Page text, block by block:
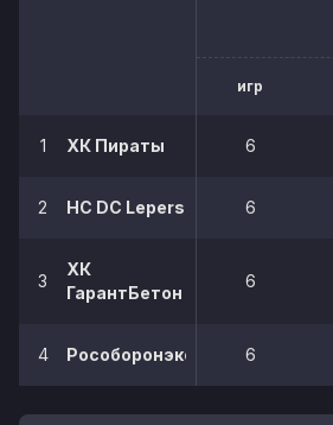
игр
1 ХК Пираты 6
2 НС DC Lepers 6
3
ХК
ГарантБетон
6
4 Рособоронэкспорт 6